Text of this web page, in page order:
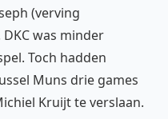
(verving
was minder
Toch hadden
Muns drie games
Kruijt te verslaan.